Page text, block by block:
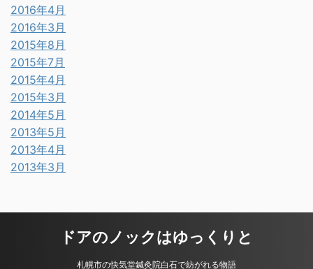
2016年4月
2016年3月
2015年8月
2015年7月
2015年4月
2015年3月
2014年5月
2013年5月
2013年4月
2013年3月
ドアのノックはゆっくりと
札幌市の快気堂鍼灸院白石で紡がれる物語